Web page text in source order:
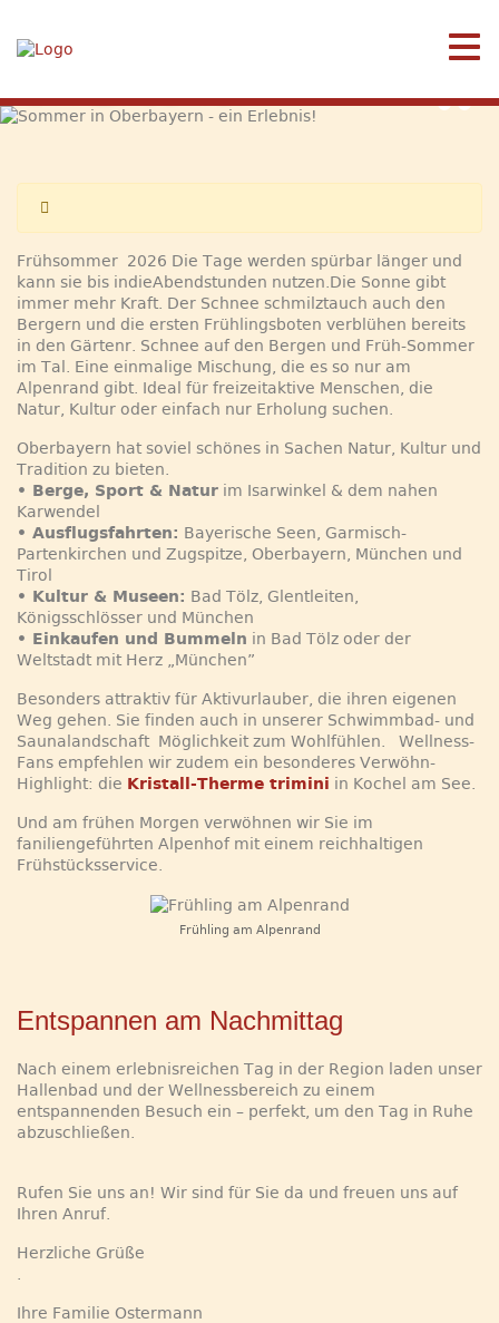
Sommer in Oberbayern -
Frühsommer 2026 Die Tage werden spürbar länger und
kann sie bis indieAbendstunden nutzen.Die Sonne gibt
immer mehr Kraft. Der Schnee schmilztauch auch den
Bergern und die ersten Frühlingsboten verblühen bereits
in den Gärtenr. Schnee auf den Bergen und Früh-Sommer
im Tal. Eine einmalige Mischung, die es so nur am
Alpenrand gibt. Ideal für freizeitaktive Menschen, die
Natur, Kultur oder einfach nur Erholung suchen.
Oberbayern hat soviel schönes in Sachen Natur, Kultur und
Tradition zu bieten.
• Berge, Sport & Natur im Isarwinkel & dem nahen
Karwendel
• Ausflugsfahrten: Bayerische Seen, Garmisch-
Partenkirchen und Zugspitze, Oberbayern, München und
Tirol
• Kultur & Museen: Bad Tölz, Glentleiten,
Königsschlösser und München
• Einkaufen und Bummeln in Bad Tölz oder der
Weltstadt mit Herz „München”
Besonders attraktiv für Aktivurlauber, die ihren eigenen
Weg gehen. Sie finden auch in unserer Schwimmbad- und
Saunalandschaft Möglichkeit zum Wohlfühlen. Wellness-
Fans empfehlen wir zudem ein besonderes Verwöhn-
Highlight: die Kristall-Therme trimini in Kochel am See.
Und am frühen Morgen verwöhnen wir Sie im
faniliengeführten Alpenhof mit einem reichhaltigen
Frühstücksservice.
Frühling am Alpenrand
Entspannen am Nachmittag
Nach einem erlebnisreichen Tag in der Region laden unser
Hallenbad und der Wellnessbereich zu einem
entspannenden Besuch ein – perfekt, um den Tag in Ruhe
abzuschließen.
Rufen Sie uns an! Wir sind für Sie da und freuen uns auf
Ihren Anruf.
Herzliche Grüße
Ihre Familie Ostermann